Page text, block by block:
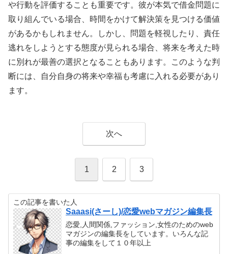
や行動を評価することも重要です。彼が本気で借金問題に
取り組んでいる場合、時間をかけて解決策を見つける価値
があるかもしれません。しかし、問題を軽視したり、責任
逃れをしようとする態度が見られる場合、将来を考えた時
に別れが最善の選択となることもあります。このような判
断には、自分自身の将来や幸福も考慮に入れる必要があり
ます。
次へ
1 2 3
この記事を書いた人
Saaasi(さーし)/恋愛webマガジン編集長
恋愛,人間関係,ファッション,女性のためのweb
マガジンの編集長をしています。いろんな記
事の編集をして１０年以上